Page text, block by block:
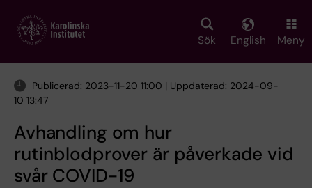
main
Sök English Meny
Publicerad: 2023-11-20 11:00 | Uppdaterad: 2024-09-
10 13:47
Avhandling om hur
rutinblodprover är påverkade vid
svår COVID-19